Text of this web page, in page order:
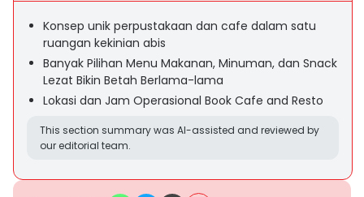
Konsep unik perpustakaan dan cafe dalam satu
ruangan kekinian abis
Banyak Pilihan Menu Makanan, Minuman, dan Snack
Lezat Bikin Betah Berlama-lama
Lokasi dan Jam Operasional Book Cafe and Resto
This section summary was AI-assisted and reviewed by
our editorial team.